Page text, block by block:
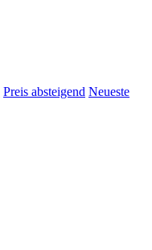
Preis absteigend Neueste